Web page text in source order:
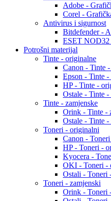
Adobe -
Corel -
Antivirus i sigurnost
Bitdefender -
ESET NOD32
Potrošni materijal
Tinte - originalne
Canon - Tinte
Epson - Tinte
HP - Tinte -
Ostale - Tinte
Tinte - zamjenske
Orink - Tinte -
Ostale - Tinte -
Toneri - originalni
Canon -
HP - Toneri -
Kyocera -
OKI - Toneri -
Ostali - Toneri
Toneri - zamjenski
Orink - Toneri